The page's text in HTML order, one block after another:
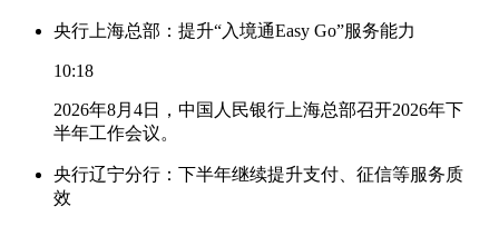
央行上海总部：提升“入境通Easy Go”服务能力
10:18
2026年8月4日，中国人民银行上海总部召开2026年下
半年工作会议。
央行辽宁分行：下半年继续提升支付、征信等服务质
效